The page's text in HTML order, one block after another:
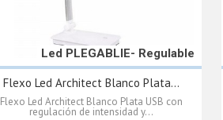
Led PLEGABLlE- Regulable
Flexo Led Architect Blanco Plata...
Flexo Led Architect Blanco Plata USB con
regulación de intensidad y...